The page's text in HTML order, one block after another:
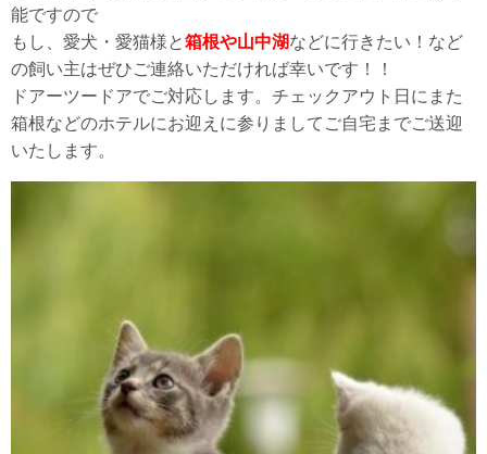
能ですので
もし、愛犬・愛猫様と箱根や山中湖などに行きたい！など
の飼い主はぜひご連絡いただければ幸いです！！
ドアーツードアでご対応します。チェックアウト日にまた
箱根などのホテルにお迎えに参りましてご自宅までご送迎
いたします。